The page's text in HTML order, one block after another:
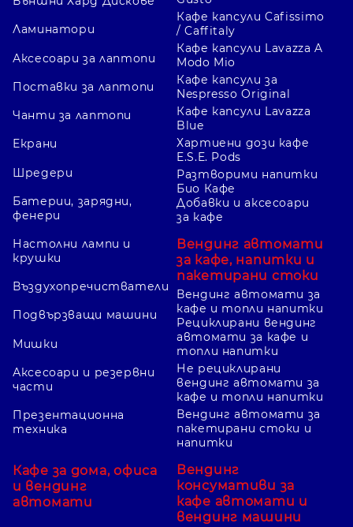
Ламинатори
Аксесоари за лаптопи
Поставки за лаптопи
Чанти за лаптопи
Екрани
Шредери
Батерии, зарядни,
фенери
Настолни лампи и
крушки
Въздухопречистватели
Подвързващи машини
Мишки
Аксесоари и резервни
части
Презентационна
техника
Кафе за дома, офиса
и вендинг
автомати
Кафе капсули Cafissimo
/ Caffitaly
Кафе капсули Lavazza A
Modo Mio
Кафе капсули за
Nespresso Original
Кафе капсули Lavazza
Blue
Хартиени дози кафе
E.S.E. Pods
Разтворими напитки
Био Кафе
Добавки и аксесоари
за кафе
Вендинг автомати
за кафе, напитки и
пакетирани стоки
Вендинг автомати за
кафе и топли напитки
Рециклирани вендинг
автомати за кафе и
топли напитки
Не рециклирани
вендинг автомати за
кафе и топли напитки
Вендинг автомати за
пакетирани стоки и
напитки
Вендинг
консумативи за
кафе автомати и
вендинг машини